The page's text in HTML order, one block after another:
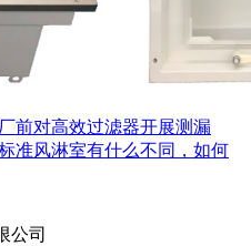
前对高效过滤器开展测漏
准风淋室有什么不同，如何
公司